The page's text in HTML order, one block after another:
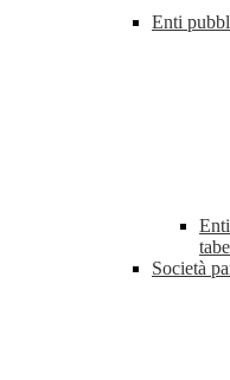
Enti
Società